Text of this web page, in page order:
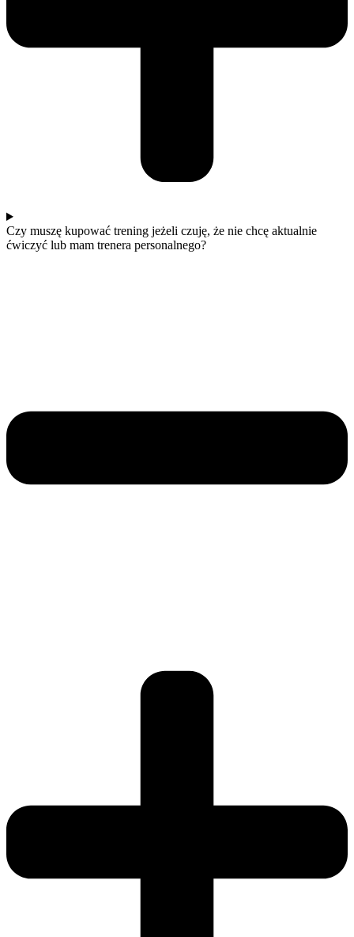
Czy muszę kupować trening jeżeli czuję, że nie chcę aktualnie
ćwiczyć lub mam trenera personalnego?